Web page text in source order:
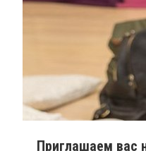
Приглашаем вас